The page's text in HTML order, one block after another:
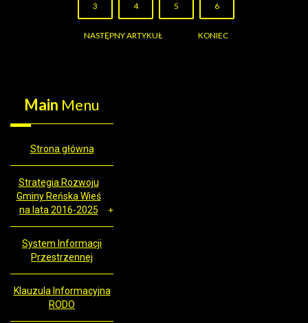
3 4 5 6
NASTĘPNY ARTYKUŁ KONIEC
Main Menu
Strona główna
Strategia Rozwoju
Gminy Reńska Wieś
na lata 2016-2025
System Informacji
Przestrzennej
Klauzula Informacyjna
RODO